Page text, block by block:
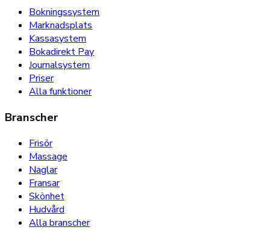
Bokningssystem
Marknadsplats
Kassasystem
Bokadirekt Pay
Journalsystem
Priser
Alla funktioner
Branscher
Frisör
Massage
Naglar
Fransar
Skönhet
Hudvård
Alla branscher